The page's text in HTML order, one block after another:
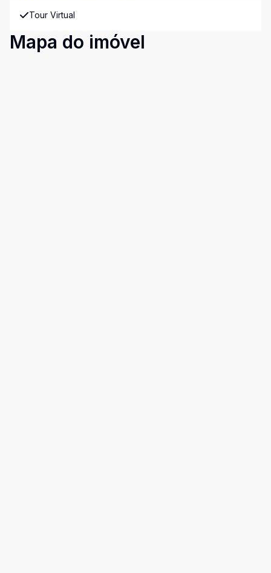
Tour Virtual
Mapa do imóvel